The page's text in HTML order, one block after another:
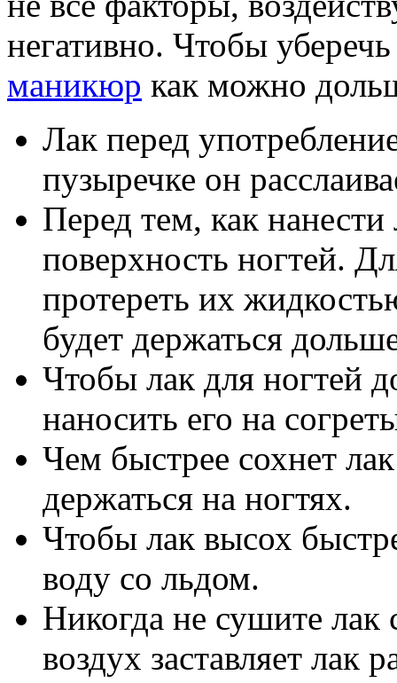
негативно. Чтобы
маникюр как можно
Лак перед
пузыречке он
Перед тем, как
поверхность ногтей.
протереть их
будет держаться
Чтобы лак для ногтей
наносить его на
Чем быстрее сохнет
держаться на ногтях.
Чтобы лак высох
воду со льдом.
Никогда не сушите
воздух заставляет лак